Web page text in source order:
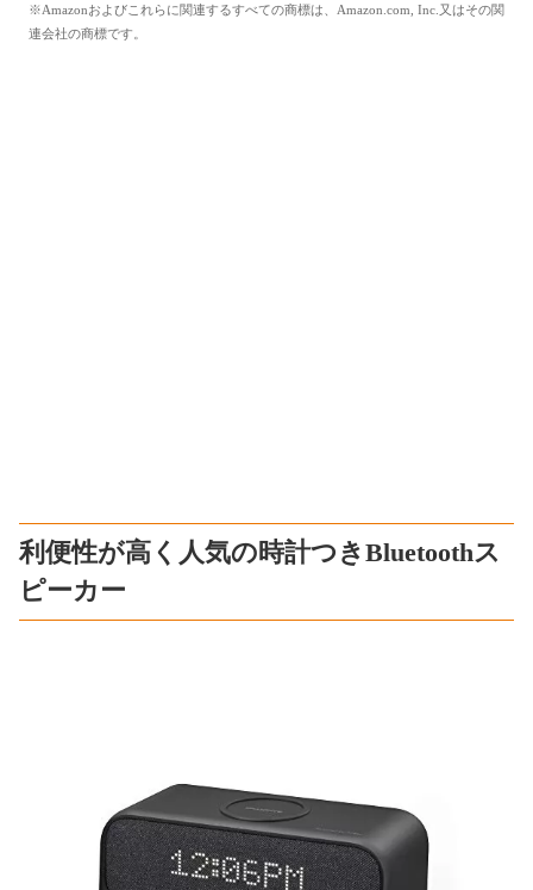
※Amazonおよびこれらに関連するすべての商標は、Amazon.com, Inc.又はその関
連会社の商標です。
利便性が高く人気の時計つきBluetoothス
ピーカー